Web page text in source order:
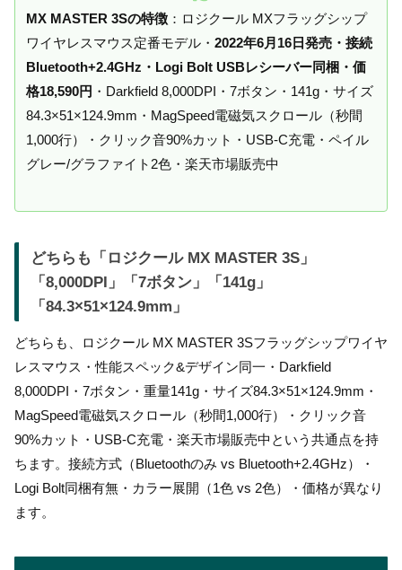
MX MASTER 3Sの特徴 ：ロジクール MXフラッグシップ
ワイヤレスマウス定番モデル・ 2022年6月16日発売・接続
Bluetooth+2.4GHz・Logi Bolt USBレシーバー同梱・価
格18,590円 ・Darkfield 8,000DPI・7ボタン・141g・サイズ
84.3×51×124.9mm・MagSpeed電磁気スクロール（秒間
1,000行）・クリック音90%カット・USB-C充電・ペイル
グレー/グラファイト2色・楽天市場販売中
どちらも「ロジクール MX MASTER 3S」
「8,000DPI」「7ボタン」「141g」
「84.3×51×124.9mm」
どちらも、ロジクール MX MASTER 3Sフラッグシップワイヤ
レスマウス・性能スペック&デザイン同一・Darkfield
8,000DPI・7ボタン・重量141g・サイズ84.3×51×124.9mm・
MagSpeed電磁気スクロール（秒間1,000行）・クリック音
90%カット・USB-C充電・楽天市場販売中という共通点を持
ちます。接続方式（Bluetoothのみ vs Bluetooth+2.4GHz）・
Logi Bolt同梱有無・カラー展開（1色 vs 2色）・価格が異なり
ます。